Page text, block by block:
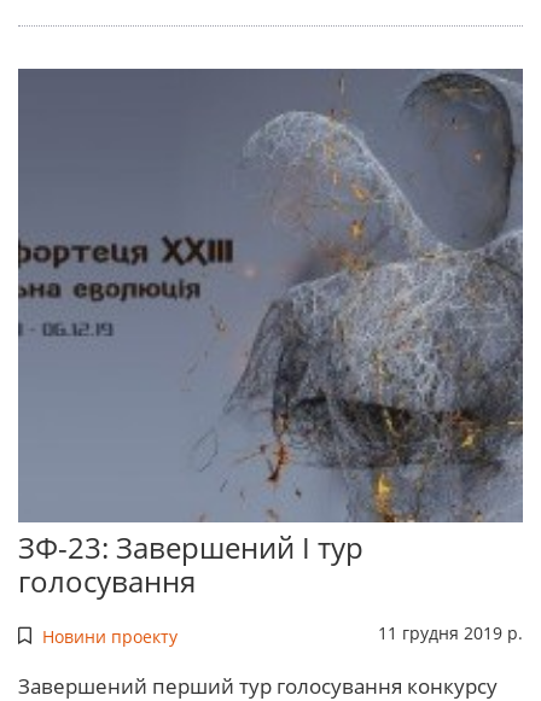
ЗФ-23: Завершений І тур
голосування
Новини проекту 11 грудня 2019 р.
Завершений перший тур голосування конкурсу